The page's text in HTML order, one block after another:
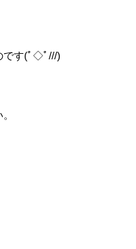
です(ﾟ◇ﾟ///)